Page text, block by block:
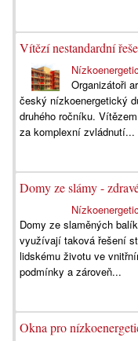
Vítězí nestandardní
Organizátoři
český nízkoenergetický
druhého ročníku.
za komplexní zvládnutí...
Domy ze slámy -
Domy ze slaměných
využívají taková řešení
lidskému životu ve
podmínky a zároveň...
Okna pro